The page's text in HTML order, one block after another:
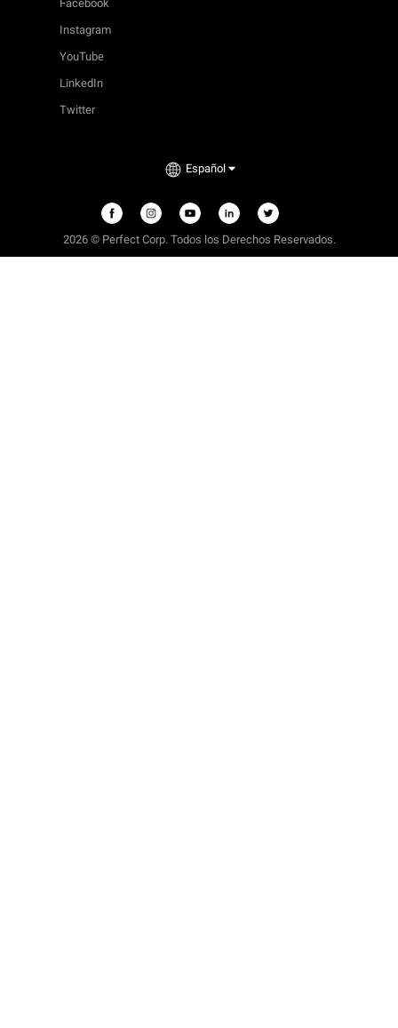
Facebook
Instagram
YouTube
LinkedIn
Twitter
Español
2026 © Perfect Corp. Todos los Derechos Reservados.